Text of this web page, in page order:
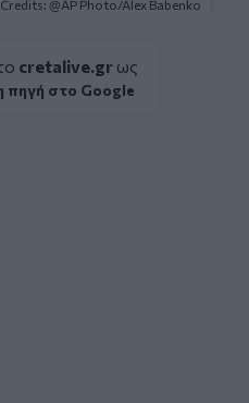
@AP Photo/Alex Babenko
cretalive.gr ως
πηγή στο Google